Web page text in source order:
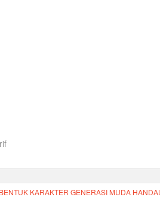
KARAKTER GENERASI MUDA HANDAL